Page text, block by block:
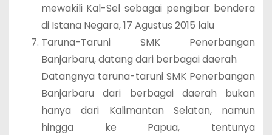
mewakili Kal-Sel sebagai pengibar bendera
di Istana Negara, 17 Agustus 2015 lalu
Taruna-Taruni SMK Penerbangan
Banjarbaru, datang dari berbagai daerah
Datangnya taruna-taruni SMK Penerbangan
Banjarbaru dari berbagai daerah bukan
hanya dari Kalimantan Selatan, namun
hingga ke Papua, tentunya